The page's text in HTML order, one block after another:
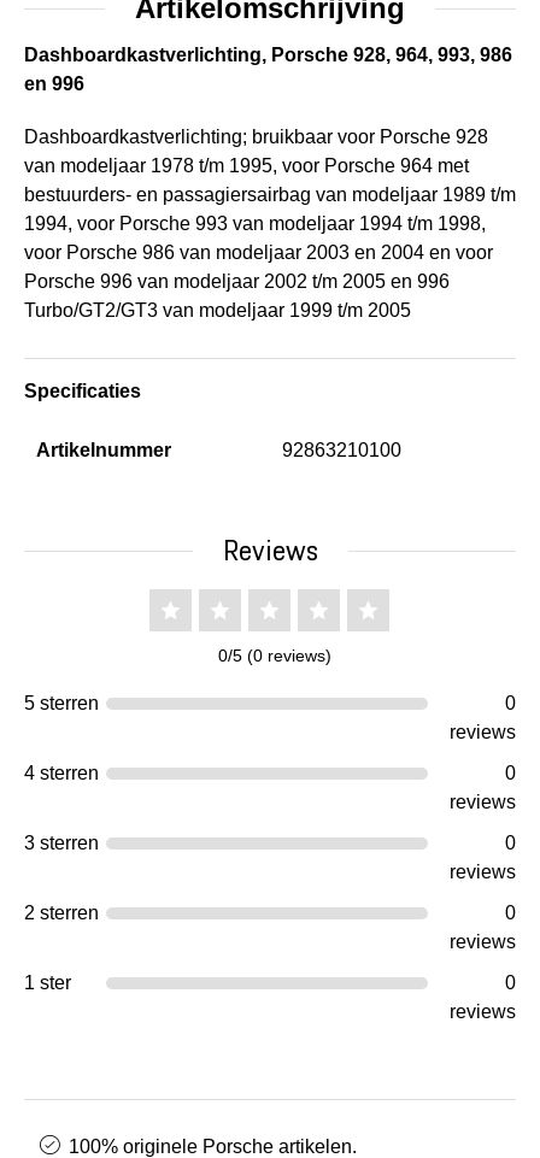
Artikelomschrijving
Dashboardkastverlichting, Porsche 928, 964, 993, 986
en 996
Dashboardkastverlichting; bruikbaar voor Porsche 928
van modeljaar 1978 t/m 1995, voor Porsche 964 met
bestuurders- en passagiersairbag van modeljaar 1989 t/m
1994, voor Porsche 993 van modeljaar 1994 t/m 1998,
voor Porsche 986 van modeljaar 2003 en 2004 en voor
Porsche 996 van modeljaar 2002 t/m 2005 en 996
Turbo/GT2/GT3 van modeljaar 1999 t/m 2005
Specificaties
Artikelnummer 92863210100
Reviews
0/5 (0 reviews)
5 sterren
0
reviews
4 sterren
0
reviews
3 sterren
0
reviews
2 sterren
0
reviews
1 ster
0
reviews
100% originele Porsche artikelen.